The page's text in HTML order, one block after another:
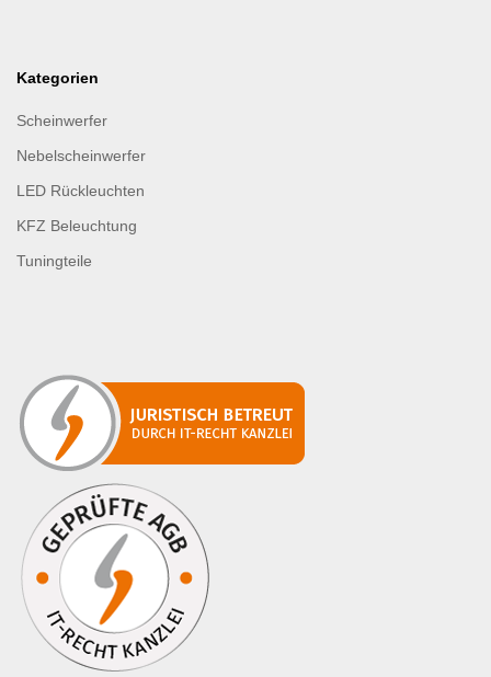
Kategorien
Scheinwerfer
Nebelscheinwerfer
LED Rückleuchten
KFZ Beleuchtung
Tuningteile